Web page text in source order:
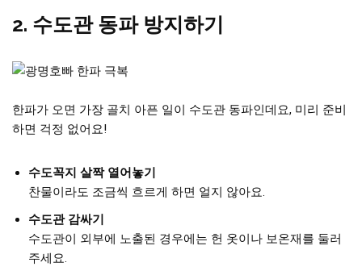
2. 수도관 동파 방지하기
한파가 오면 가장 골치 아픈 일이 수도관 동파인데요, 미리 준비
하면 걱정 없어요!
수도꼭지 살짝 열어놓기
찬물이라도 조금씩 흐르게 하면 얼지 않아요.
수도관 감싸기
수도관이 외부에 노출된 경우에는 헌 옷이나 보온재를 둘러
주세요.